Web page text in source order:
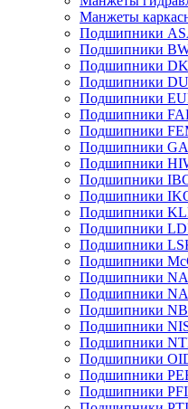
Манжеты
Подшипники
Подшипники
Подшипники
Подшипники
Подшипники
Подшипники
Подшипники
Подшипники
Подшипники
Подшипники
Подшипники
Подшипники
Подшипники
Подшипники
Подшипники
Подшипники
Подшипники
Подшипники
Подшипники
Подшипники
Подшипники
Подшипники
Подшипники PFI